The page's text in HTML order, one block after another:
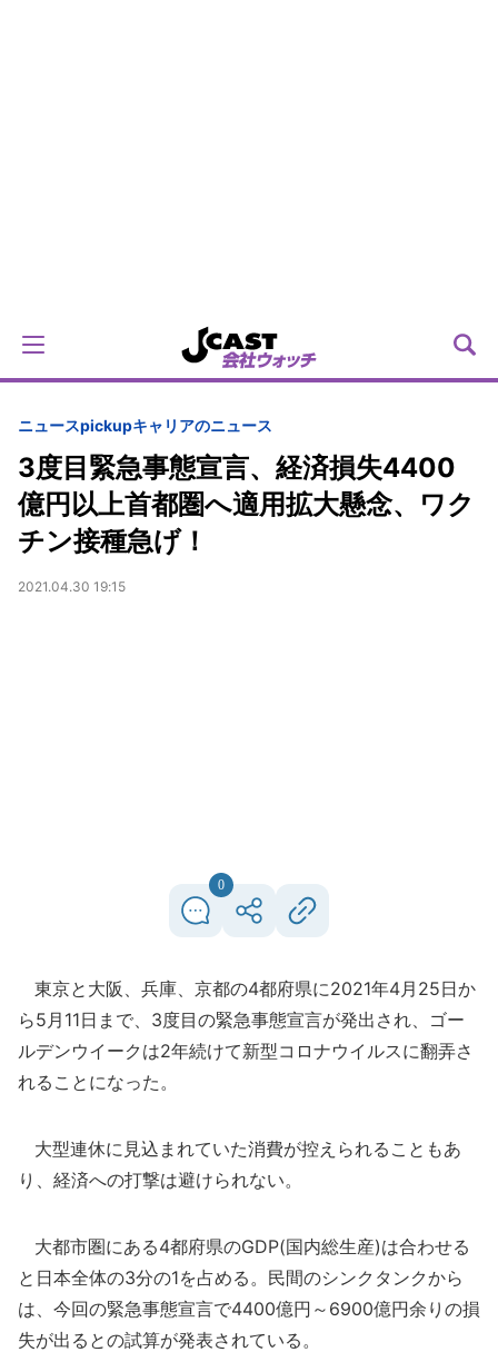
ニュースpickupキャリアのニュース
3度目緊急事態宣言、経済損失4400
億円以上首都圏へ適用拡大懸念、ワク
チン接種急げ！
2021.04.30 19:15
0
東京と大阪、兵庫、京都の4都府県に2021年4月25日か
ら5月11日まで、3度目の緊急事態宣言が発出され、ゴー
ルデンウイークは2年続けて新型コロナウイルスに翻弄さ
れることになった。
大型連休に見込まれていた消費が控えられることもあ
り、経済への打撃は避けられない。
大都市圏にある4都府県のGDP(国内総生産)は合わせる
と日本全体の3分の1を占める。民間のシンクタンクから
は、今回の緊急事態宣言で4400億円～6900億円余りの損
失が出るとの試算が発表されている。